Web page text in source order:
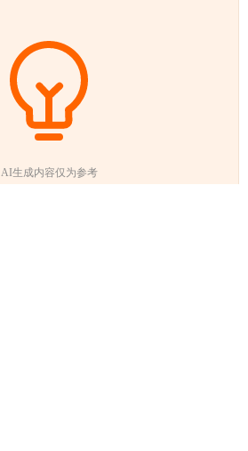
AI生成内容仅为参考